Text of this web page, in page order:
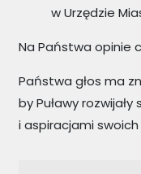
w Urzędzie
Na Państwa opinie
Państwa głos ma
by Puławy
i aspiracjami